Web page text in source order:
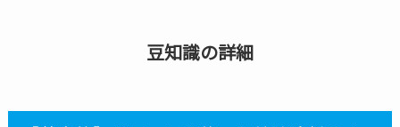
豆知識の詳細